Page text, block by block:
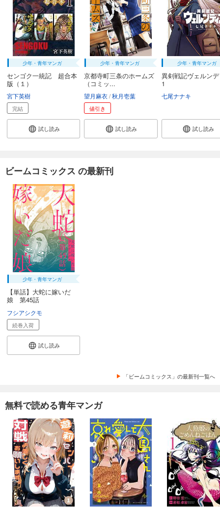
少年・青年マンガ
センゴク一統記 超合本
版（１）
宮下英樹
完結
試し読み
少年・青年マンガ
京都寺町三条のホームズ
（コミッ...
望月麻衣 秋月壱葉
値引き
試し読み
少年・青年マンガ
異剣戦記ヴェルン
1
七尾ナナキ
試し読み
ビームコミックス の最新刊
少年・青年マンガ
【単話】大蛇に嫁いだ
娘 第45話
フシアシクモ
続巻入荷
試し読み
「ビームコミックス」の最新刊一覧へ
無料で読める青年マンガ